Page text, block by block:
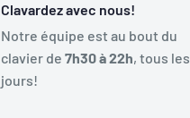
Clavardez avec nous!
Notre équipe est au bout du
clavier de 7h30 à 22h, tous les
jours!